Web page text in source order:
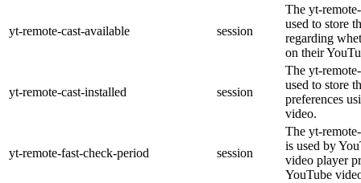
yt-remote-cast-available session
The yt-
used to store
regarding
on their
yt-remote-cast-installed session
The yt-
used to store
preferences
video.
yt-remote-fast-check-period session
The yt-
is used by
video player
YouTube